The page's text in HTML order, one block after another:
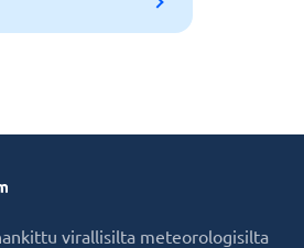
virallisilta meteorologisilta